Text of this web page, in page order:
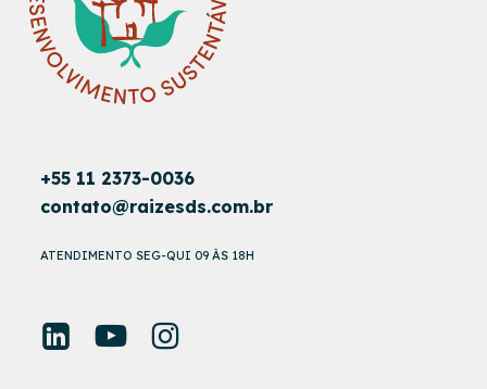
+55 11 2373-0036
contato@raizesds.com.br
ATENDIMENTO SEG-QUI 09 ÀS 18H